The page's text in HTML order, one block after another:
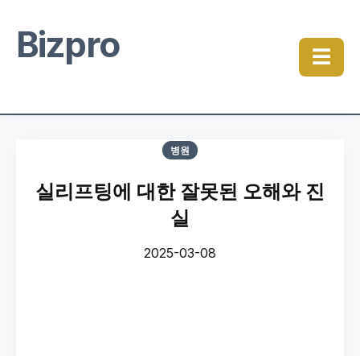
Bizpro ☰
병원
실리프팅에 대한 잘못된 오해와 진
실
2025-03-08